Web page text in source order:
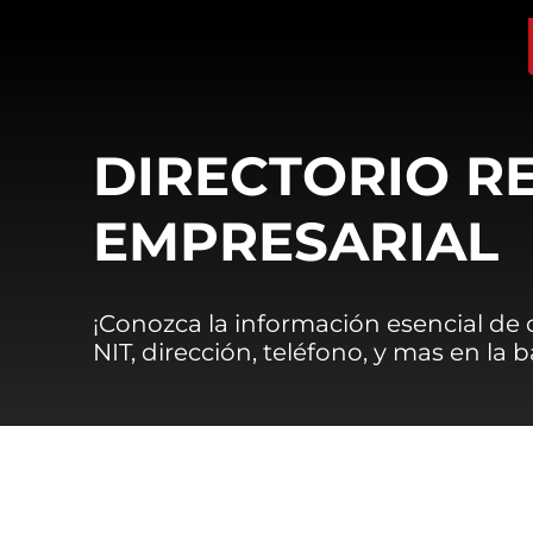
DIRECTORIO
EMPRESARIAL
¡Conozca la información esencial
NIT, dirección, teléfono, y mas en la